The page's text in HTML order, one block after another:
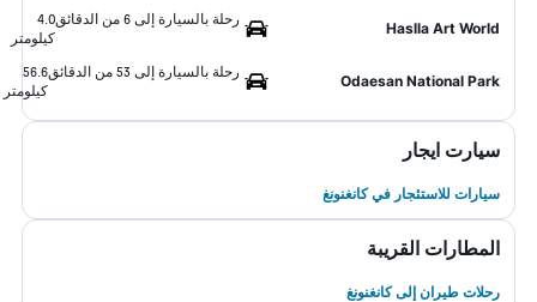
Haslla Art World
رحلة بالسيارة إلى 6 من الدقائق
4.0
كيلومتر
Odaesan National Park
رحلة بالسيارة إلى 53 من الدقائق
56.6
كيلومتر
سيارت ايجار
سيارات للاستئجار في كانغنونغ
المطارات القريبة
رحلات طيران إلى كانغنونغ